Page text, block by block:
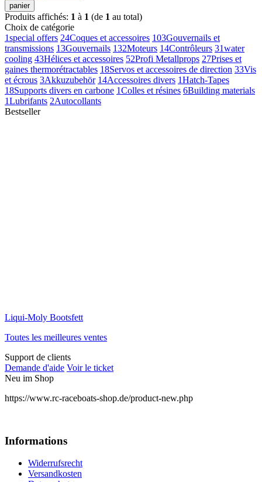
panier
Produits affichés: 1 à 1 (de 1 au total)
Choix de catégorie
1special offers 24Coques et accessoires 103Gouvernails et
transmissions 13Gouvernails 132Moteurs 14Contrôleurs 31water
cooling 43Hélices et accessoires 52Profi Metallprops 27Prises et
gaines thermorétractables 18Servos et accessoires de direction 33Vis
et écrous 3Akkuzubehör 14Accessoires divers 1Hatch-Tapes
18Supports divers en carbone 1Colles et résines 6Building materials
1Lubrifants 2Autocollants
Bestseller
Liqui-Moly Bootsfett
Toutes les meilleures ventes
Support de clients
Demande d'aide Voir le ticket
Neu im Shop
https://www.rc-raceboats-shop.de/product-new.php
Informations
Widerrufsrecht
Versandkosten